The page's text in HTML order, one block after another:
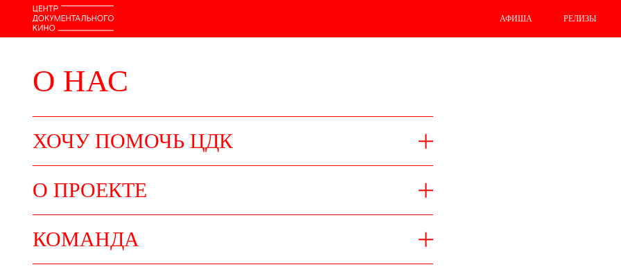
АФИША РЕЛИЗЫ
О НАС
ХОЧУ ПОМОЧЬ ЦДК
О ПРОЕКТЕ
КОМАНДА